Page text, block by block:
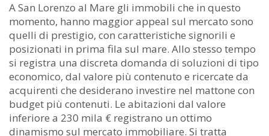
A San Lorenzo al Mare gli immobili che in questo
momento, hanno maggior appeal sul mercato sono
quelli di prestigio, con caratteristiche signorili e
posizionati in prima fila sul mare. Allo stesso tempo
si registra una discreta domanda di soluzioni di tipo
economico, dal valore più contenuto e ricercate da
acquirenti che desiderano investire nel mattone con
budget più contenuti. Le abitazioni dal valore
inferiore a 230 mila € registrano un ottimo
dinamismo sul mercato immobiliare. Si tratta